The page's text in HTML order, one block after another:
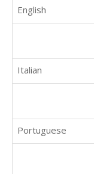
English
Italian
Portuguese